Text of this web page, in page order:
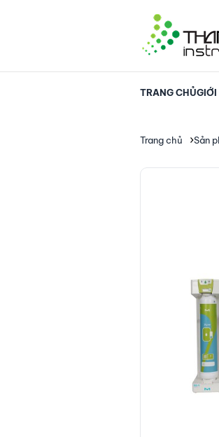
TRANG CHỦGIỚI
Trang chủ Sản